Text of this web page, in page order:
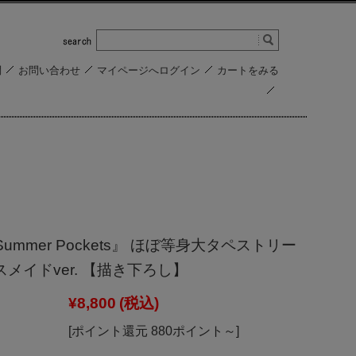
お問い合わせ マイページへログイン カートをみる
Pockets』 ほぼ等身大タペストリー
メイドver. 【描き下ろし】
¥8,800 (税込)
[ポイント還元 880ポイント～]